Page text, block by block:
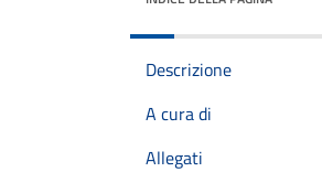
Descrizione
A cura di
Allegati